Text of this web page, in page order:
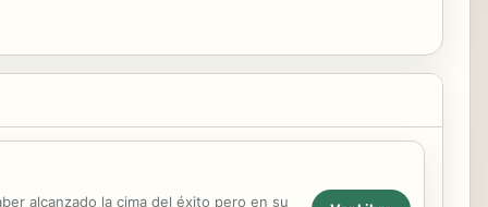
alcanzado la cima del éxito pero en su